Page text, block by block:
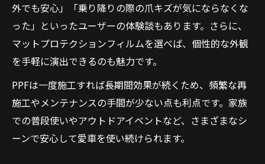
外でも安心」「乗り降りの際の爪キズが気にならなくな
った」といったユーザーの体験談もあります。さらに、
マットプロテクションフィルムを選べば、個性的な外観
を手軽に演出できるのも魅力です。
PPFは一度施工すれば長期間効果が続くため、頻繁な再
施工やメンテナンスの手間が少ない点も利点です。家族
での普段使いやアウトドアイベントなど、さまざまなシ
ーンで安心して愛車を使い続けられます。